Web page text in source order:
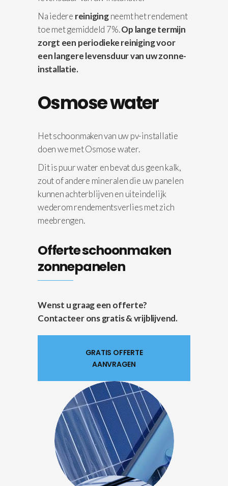
Na iedere reinigingneemt het rendement
toe met gemiddeld 7%.Op lange termijn
zorgt een periodieke reiniging voor
een langere levensduur van uw zonne-
installatie.
Osmose water
Het schoonmaken van uw pv-installatie
doen we met Osmose water.
Dit is puur water en bevat dus geen kalk,
zout of andere mineralen die uw panelen
kunnen achterblijven en uiteindelijk
wederom rendementsverlies met zich
meebrengen.
Offerte schoonmaken
zonnepanelen
Wenst u graag een offerte?
Contacteer ons gratis & vrijblijvend.
GRATIS OFFERTE
AANVRAGEN